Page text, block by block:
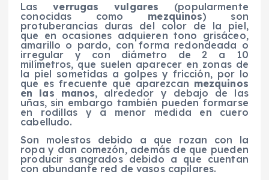
Lasverrugas vulgares (popularmente
conocidas como mezquinos) son
protuberancias duras del color de la piel,
que en ocasiones adquieren tono grisáceo,
amarillo o pardo, con forma redondeada o
irregular y con diámetro de 2 a 10
milímetros, que suelen aparecer en zonas de
la piel sometidas a golpes y fricción, por lo
que es frecuente que aparezcan mezquinos
en las manos, alrededor y debajo de las
uñas, sin embargo también pueden formarse
en rodillas y a menor medida en cuero
cabelludo.
Son molestos debido a que rozan con la
ropa y dan comezón, además de que pueden
producir sangrados debido a que cuentan
con abundante red de vasos capilares.